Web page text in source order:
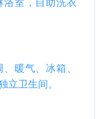
浴室，自助洗衣
暖气、冰箱、
立卫生间。